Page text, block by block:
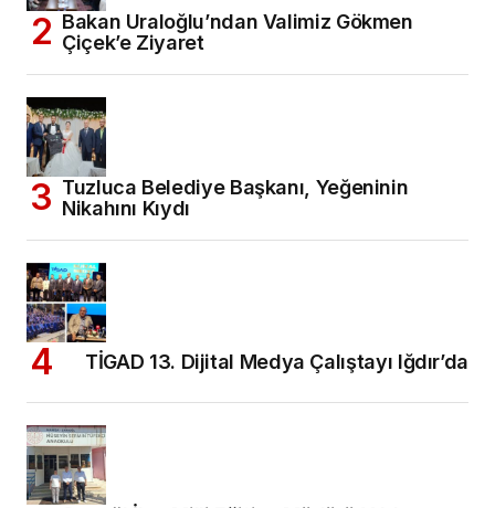
Bakan Uraloğlu’ndan Valimiz Gökmen
Çiçek’e Ziyaret
Tuzluca Belediye Başkanı, Yeğeninin
Nikahını Kıydı
TİGAD 13. Dijital Medya Çalıştayı Iğdır’da